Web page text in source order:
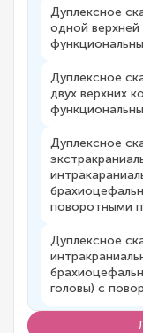
Дуплексное
одной верхней
Дуплексное
двух верхних
Дуплексное
поворотными
Дуплексное
головы) с